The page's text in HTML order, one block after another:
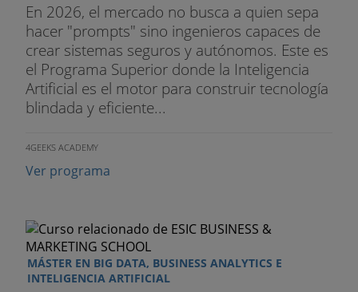
En 2026, el mercado no busca a quien sepa
hacer "prompts" sino ingenieros capaces de
crear sistemas seguros y autónomos. Este es
el Programa Superior donde la Inteligencia
Artificial es el motor para construir tecnología
blindada y eficiente...
4GEEKS ACADEMY
Ver programa
MÁSTER EN BIG DATA, BUSINESS ANALYTICS E
INTELIGENCIA ARTIFICIAL